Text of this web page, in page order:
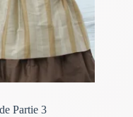
Partie 3